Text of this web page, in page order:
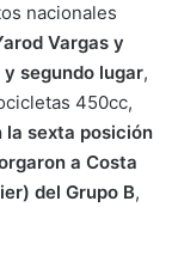
nacionales
Vargas y
segundo lugar,
450cc,
la sexta posición
a Costa
del Grupo B,